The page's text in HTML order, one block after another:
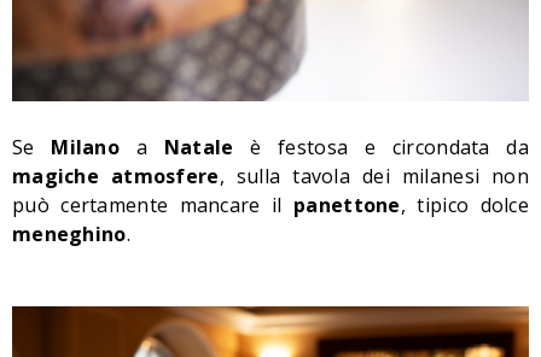
Se Milano a Natale è festosa e circondata da
magiche atmosfere, sulla tavola dei milanesi non
può certamente mancare il panettone, tipico dolce
meneghino.